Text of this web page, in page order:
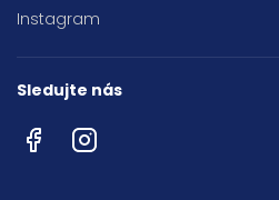
Instagram
Sledujte nás
FacebookInstagram